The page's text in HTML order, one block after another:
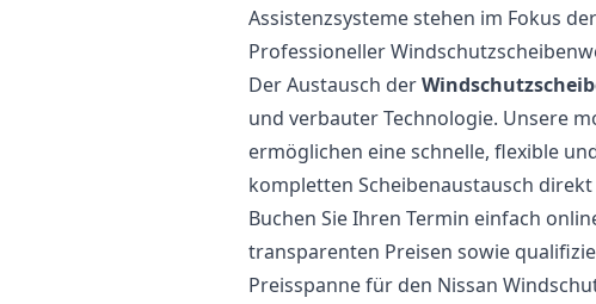
Assistenzsysteme stehen im Fokus
Professioneller
Der Austausch der
und verbauter Technologie. Unsere
ermöglichen eine schnelle, flexible
kompletten Scheibenaustausch
Buchen Sie Ihren Termin einfach
transparenten Preisen sowie
Preisspanne für den Nissan